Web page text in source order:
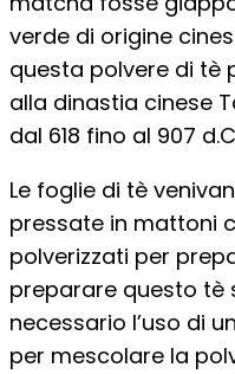
verde di origine
questa polvere di tè
alla dinastia cinese
dal 618 fino al 907
Le foglie di tè
pressate in mattoni
polverizzati per
preparare questo tè
necessario l’uso di
per mescolare la